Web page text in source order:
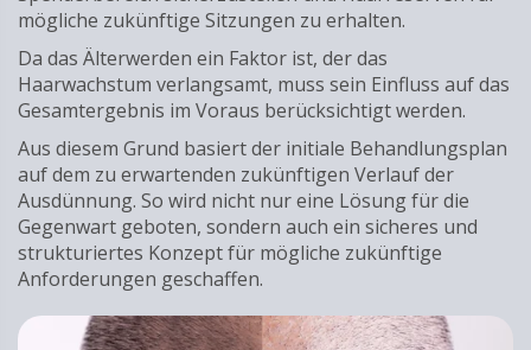
mögliche zukünftige Sitzungen zu erhalten.
Da das Älterwerden ein Faktor ist, der das
Haarwachstum verlangsamt, muss sein Einfluss auf das
Gesamtergebnis im Voraus berücksichtigt werden.
Aus diesem Grund basiert der initiale Behandlungsplan
auf dem zu erwartenden zukünftigen Verlauf der
Ausdünnung. So wird nicht nur eine Lösung für die
Gegenwart geboten, sondern auch ein sicheres und
strukturiertes Konzept für mögliche zukünftige
Anforderungen geschaffen.